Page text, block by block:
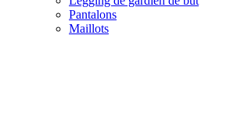
Pantalons
Maillots